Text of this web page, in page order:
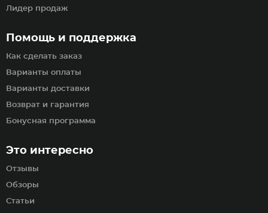
Помощь и поддержка
Как сделать заказ
Варианты оплаты
Варианты доставки
Возврат и гарантия
Бонусная программа
Лидер продаж
Это интересно
Отзывы
Обзоры
Статьи